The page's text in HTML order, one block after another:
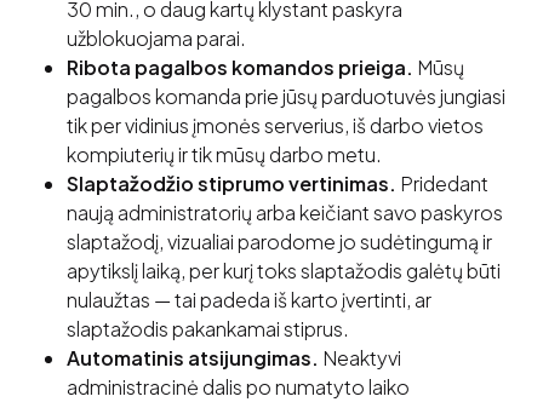
30 min., o daug kartų klystant paskyra
užblokuojama parai.
Ribota pagalbos komandos prieiga. Mūsų
pagalbos komanda prie jūsų parduotuvės jungiasi
tik per vidinius įmonės serverius, iš darbo vietos
kompiuterių ir tik mūsų darbo metu.
Slaptažodžio stiprumo vertinimas. Pridedant
naują administratorių arba keičiant savo paskyros
slaptažodį, vizualiai parodome jo sudėtingumą ir
apytikslį laiką, per kurį toks slaptažodis galėtų būti
nulaužtas — tai padeda iš karto įvertinti, ar
slaptažodis pakankamai stiprus.
Automatinis atsijungimas. Neaktyvi
administracinė dalis po numatyto laiko